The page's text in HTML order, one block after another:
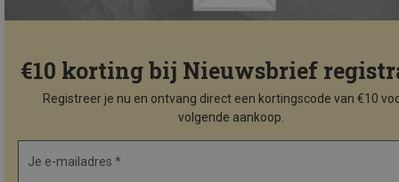
€10 korting bij Nieuwsbrief
Registreer je nu en ontvang direct een kortingscode van €10
volgende aankoop.
Je e-mailadres *